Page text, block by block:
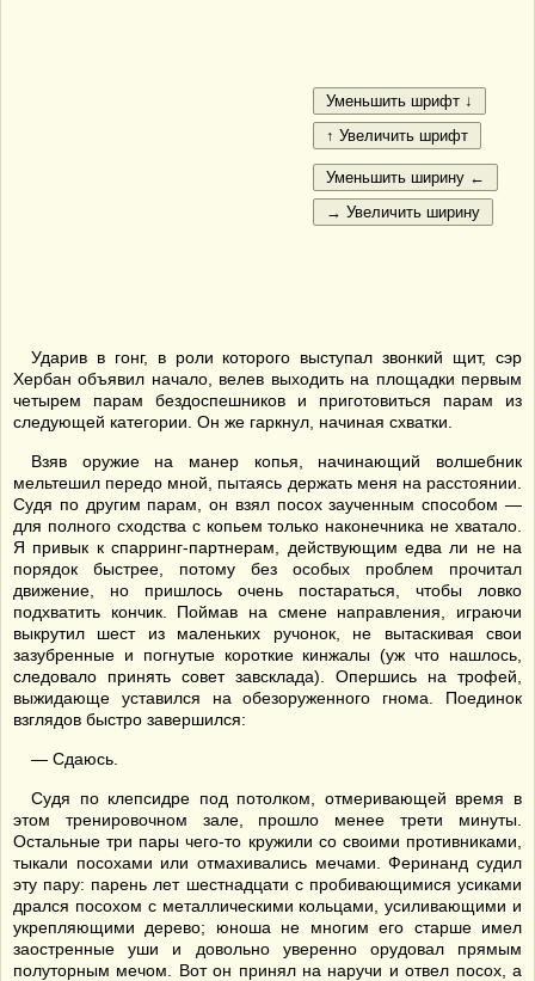
Ударив в гонг, в роли которого выступал звонкий щит, сэр
Хербан объявил начало, велев выходить на площадки первым
четырем парам бездоспешников и приготовиться парам из
следующей категории. Он же гаркнул, начиная схватки.
Взяв оружие на манер копья, начинающий волшебник
мельтешил передо мной, пытаясь держать меня на расстоянии.
Судя по другим парам, он взял посох заученным способом —
для полного сходства с копьем только наконечника не хватало.
Я привык к спарринг-партнерам, действующим едва ли не на
порядок быстрее, потому без особых проблем прочитал
движение, но пришлось очень постараться, чтобы ловко
подхватить кончик. Поймав на смене направления, играючи
выкрутил шест из маленьких ручонок, не вытаскивая свои
зазубренные и погнутые короткие кинжалы (уж что нашлось,
следовало принять совет завсклада). Опершись на трофей,
выжидающе уставился на обезоруженного гнома. Поединок
взглядов быстро завершился:
— Сдаюсь.
Судя по клепсидре под потолком, отмеривающей время в
этом тренировочном зале, прошло менее трети минуты.
Остальные три пары чего-то кружили со своими противниками,
тыкали посохами или отмахивались мечами. Феринанд судил
эту пару: парень лет шестнадцати с пробивающимися усиками
дрался посохом с металлическими кольцами, усиливающими и
укрепляющими дерево; юноша не многим его старше имел
заостренные уши и довольно уверенно орудовал прямым
полуторным мечом. Вот он принял на наручи и отвел посох, а